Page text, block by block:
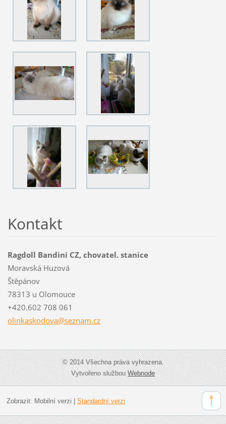
Kontakt
Ragdoll Bandini CZ, chovatel. stanice
Moravská Huzová
Štěpánov
78313 u Olomouce
+420.602 708 061
olinkaskodova@seznam.cz
© 2014 Všechna práva vyhrazena.
Vytvořeno službouWebnode
Zobrazit: Mobilní verzi Standardní verzi